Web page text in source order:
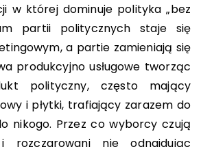
w której dominuje polityka „bez
partii politycznych staje się
a partie zamieniają się
produkcyjno usługowe tworząc
polityczny, często mający
i płytki, trafiający zarazem do
nikogo. Przez co wyborcy czują
rozczarowani nie odnajdując